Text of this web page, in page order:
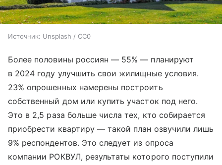
Источник: Unsplash / CC0
Более половины россиян — 55% — планируют
в 2024 году улучшить свои жилищные условия.
23% опрошенных намерены построить
собственный дом или купить участок под него.
Это в 2,5 раза больше числа тех, кто собирается
приобрести квартиру — такой план озвучили лишь
9% респондентов. Это следует из опроса
компании РОКВУЛ, результаты которого поступили